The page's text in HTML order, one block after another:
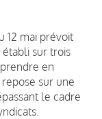
12 mai prévoit
sur trois
en
sur une
le cadre